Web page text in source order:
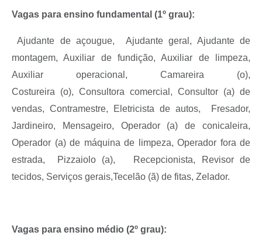
Vagas para ensino fundamental (1º grau):
Ajudante de açougue, Ajudante geral, Ajudante de
montagem, Auxiliar de fundição, Auxiliar de limpeza,
Auxiliar operacional,
Camareira (o),
Costureira (o), Consultora comercial, Consultor (a) de
vendas, Contramestre, Eletricista de autos,
Fresador,
Jardineiro, Mensageiro, Operador (a) de conicaleira,
Operador (a) de máquina de limpeza, Operador fora de
estrada, Pizzaiolo (a), Recepcionista, Revisor de
tecidos, Serviços gerais,Tecelão (ã) de fitas, Zelador.
Vagas para ensino médio (2º grau):